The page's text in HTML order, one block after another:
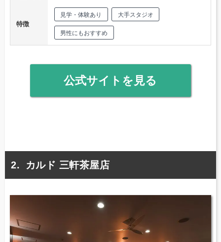
特徴
見学・体験あり 大手スタジオ
男性にもおすすめ
公式サイトを見る
カルド 三軒茶屋店